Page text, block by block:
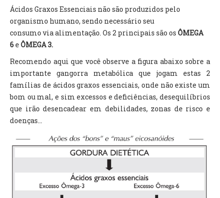
Ácidos Graxos Essenciais não são produzidos pelo
organismo humano, sendo necessário seu
consumo via alimentação. Os 2 principais são os ÔMEGA
6e ÔMEGA 3.
Recomendo aqui que você observe a figura abaixo sobre a
importante gangorra metabólica que jogam estas 2
famílias de ácidos graxos essenciais, onde não existe um
bom ou mal, e sim excessos e deficiências, desequilíbrios
que irão desencadear em debilidades, zonas de risco e
doenças...